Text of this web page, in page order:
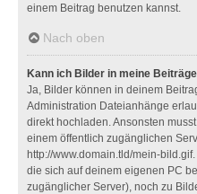
einem Beitrag benutzen kannst.
Nach oben
Kann ich Bilder in meine
Ja, Bilder können in deinem
Administration Dateianhänge
direkt hochladen. Ansonsten
einem öffentlich zugänglichen
http://www.domain.tld/mein-
die sich auf deinem eigenen PC
zugänglicher Server), noch zu